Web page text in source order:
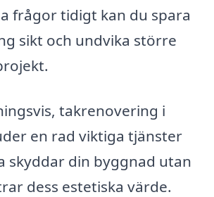
frågor tidigt kan du spara
sikt och undvika större
takrenovering i
en rad viktiga tjänster
skyddar din byggnad utan
dess estetiska värde.